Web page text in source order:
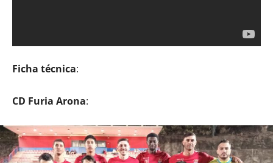
Ficha técnica:
CD Furia Arona: